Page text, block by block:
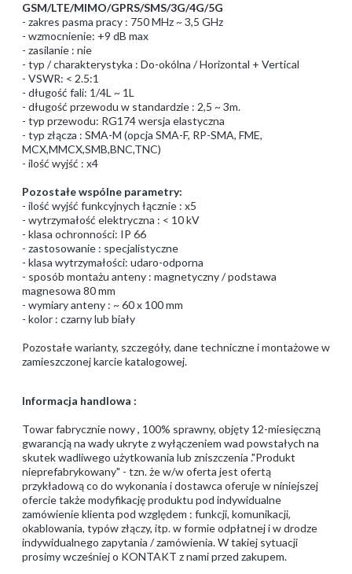
GSM/LTE/MIMO/GPRS/SMS/3G/4G/5G
- zakres pasma pracy : 750 MHz ~ 3,5 GHz
- wzmocnienie: +9 dB max
- zasilanie : nie
- typ / charakterystyka : Do-okólna / Horizontal + Vertical
- VSWR: < 2.5:1
- długość fali: 1/4L ~ 1L
- długość przewodu w standardzie : 2,5 ~ 3m.
- typ przewodu: RG174 wersja elastyczna
- typ złącza : SMA-M (opcja SMA-F, RP-SMA, FME,
MCX,MMCX,SMB,BNC,TNC)
- ilość wyjść : x4
Pozostałe wspólne parametry:
- ilość wyjść funkcyjnych łącznie : x5
- wytrzymałość elektryczna : < 10 kV
- klasa ochronności: IP 66
- zastosowanie : specjalistyczne
- klasa wytrzymałości: udaro-odporna
- sposób montażu anteny : magnetyczny / podstawa
magnesowa 80 mm
- wymiary anteny : ~ 60 x 100 mm
- kolor : czarny lub biały
Pozostałe warianty, szczegóły, dane techniczne i montażowe w
zamieszczonej karcie katalogowej.
Informacja handlowa :
Towar fabrycznie nowy , 100% sprawny, objęty 12-miesięczną
gwarancją na wady ukryte z wyłączeniem wad powstałych na
skutek wadliwego użytkowania lub zniszczenia ."Produkt
nieprefabrykowany" - tzn. że w/w oferta jest ofertą
przykładową co do wykonania i dostawca oferuje w niniejszej
ofercie także modyfikację produktu pod indywidualne
zamówienie klienta pod względem : funkcji, komunikacji,
okablowania, typów złączy, itp. w formie odpłatnej i w drodze
indywidualnego zapytania / zamówienia. W takiej sytuacji
prosimy wcześniej o KONTAKT z nami przed zakupem.